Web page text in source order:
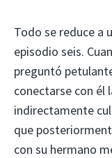
Todo se reduce a
episodio seis.
preguntó
conectarse con él
indirectamente
que
con su hermano